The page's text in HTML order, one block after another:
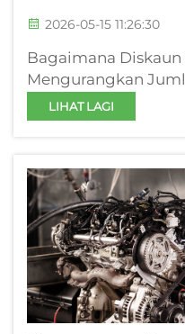
2026-05-15 11:26:30
Bagaimana Diskaun
Mengurangkan
Ekonomi skala:
seunit melalui
komponen enjin ke
secara langsung
seunit. Besar...
LIHAT LAGI